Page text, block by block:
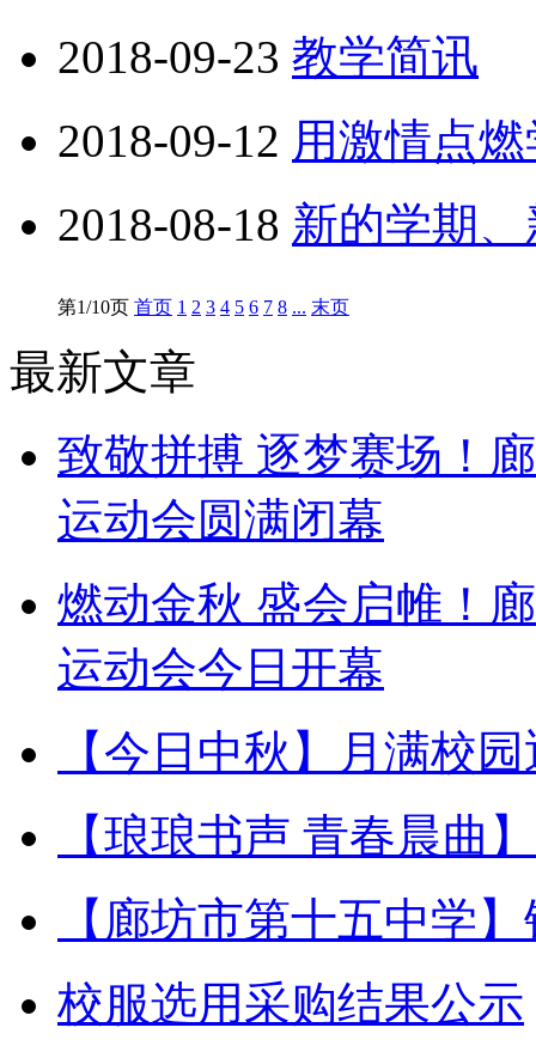
2018-09-23 教学简讯
2018-09-12 用激情点
2018-08-18 新的学期
第1/10页 首页 1 2 3 4 5 6 7 8 ... 末页
最新文章
致敬拼搏 逐梦赛场！
运动会圆满闭幕
燃动金秋 盛会启帷！
运动会今日开幕
【今日中秋】月满校
【琅琅书声 青春晨曲
【廊坊市第十五中学
校服选用采购结果公示